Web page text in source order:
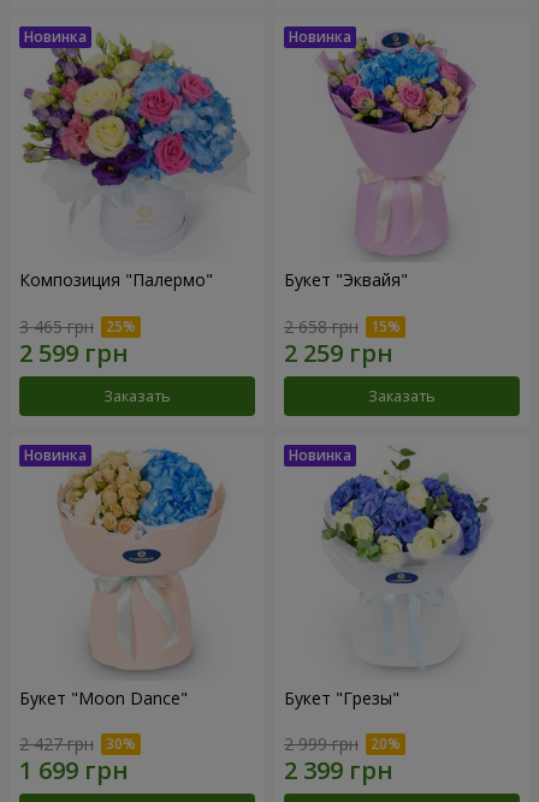
Композиция "Палермо"
3 465 грн
Заказать
Букет "Эквайя"
2 658 грн
Заказать
Букет "Moon Dance"
2 427 грн
Букет "Грезы"
2 999 грн